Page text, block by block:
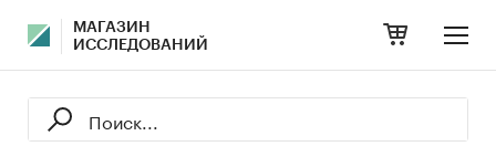
МАГАЗИН
ИССЛЕДОВАНИЙ